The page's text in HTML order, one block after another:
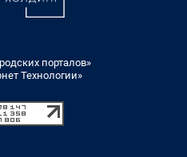
порталов»
Технологии»